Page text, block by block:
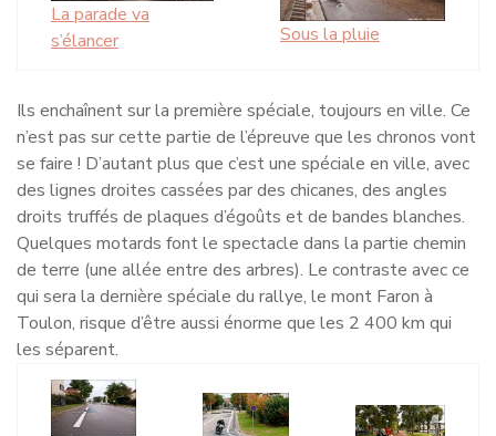
La parade va
s’élancer
Sous la pluie
Ils enchaînent sur la première spéciale, toujours en ville. Ce
n’est pas sur cette partie de l’épreuve que les chronos vont
se faire ! D’autant plus que c’est une spéciale en ville, avec
des lignes droites cassées par des chicanes, des angles
droits truffés de plaques d’égoûts et de bandes blanches.
Quelques motards font le spectacle dans la partie chemin
de terre (une allée entre des arbres). Le contraste avec ce
qui sera la dernière spéciale du rallye, le mont Faron à
Toulon, risque d’être aussi énorme que les 2 400 km qui
les séparent.